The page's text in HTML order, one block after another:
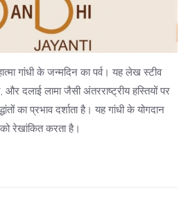
गांधी के जन्मदिन का पर्व। यह लेख स्टीव
दलाई लामा जैसी अंतरराष्ट्रीय हस्तियों पर
का प्रभाव दर्शाता है। यह गांधी के योगदान
को रेखांकित करता है।